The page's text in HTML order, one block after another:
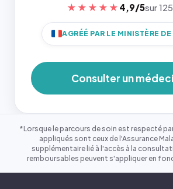
★★★★★ 4,9/5sur
AGRÉÉ PAR LE MINISTÈRE
Consulter un
*Lorsque le parcours de soin est respecté
appliqués sont ceux de l'Assurance
supplémentaire lié à l'accès à la
remboursables peuvent s'appliquer en